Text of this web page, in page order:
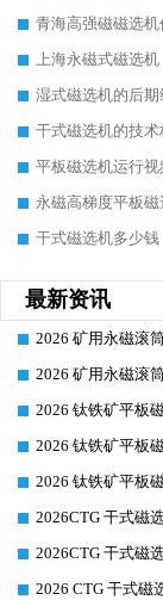
青海高强磁磁选机
上海永磁式磁选机
干式磁选机的技
平板磁选机运行视
永磁高梯度平板磁
干式磁选机多少钱
最新资讯
2026 矿用永磁滚
2026 矿用永磁滚
2026 钛铁矿平板
2026 钛铁矿平板
2026 钛铁矿平板
2026CTG 干式磁
2026CTG 干式磁
2026 CTG 干式磁